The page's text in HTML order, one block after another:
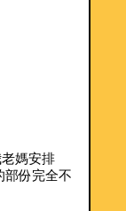
媽安排
部份完全不